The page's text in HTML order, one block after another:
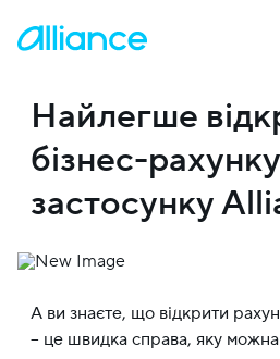
Найлегше
бізнес-
застосунку
А ви знаєте, що відкрити
– це швидка справа, яку можна